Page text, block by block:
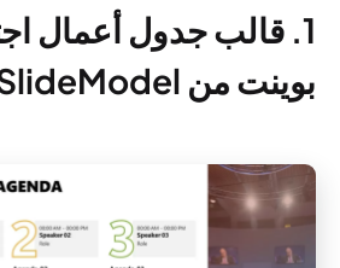
1. قالب جدول أعمال
بوينت من SlideModel